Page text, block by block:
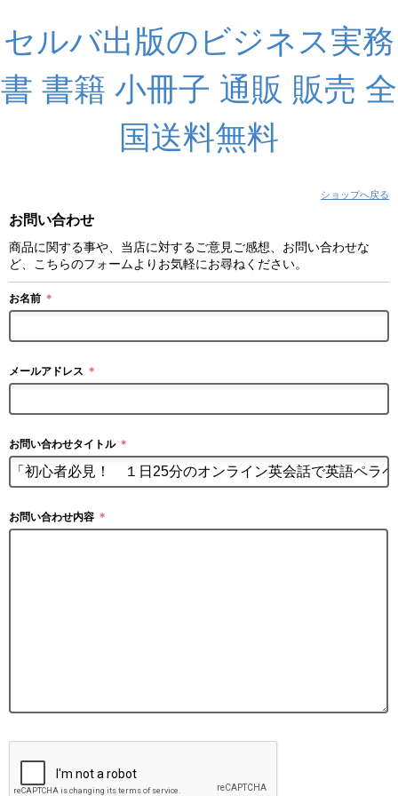
セルバ出版のビジネス実務
書 書籍 小冊子 通販 販売 全
国送料無料
ショップへ戻る
お問い合わせ
商品に関する事や、当店に対するご意見ご感想、お問い合わせな
ど、こちらのフォームよりお気軽にお尋ねください。
お名前 ＊
メールアドレス ＊
お問い合わせタイトル ＊
お問い合わせ内容 ＊